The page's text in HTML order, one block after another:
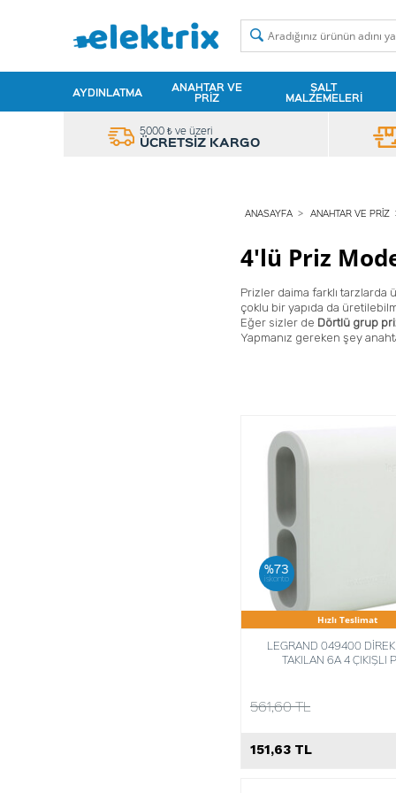
AYDINLATMA ANAHTAR VE
PRIZ
ŞALT
MALZEMELERI
5000 ₺ ve üzeri
ÜCRETSİZ KARGO
ANASAYFA ANAHTAR VE PRIZ
4'lü Priz
Prizler daima farklı
çoklu bir yapıda da
Eğer sizler de Dörtlü grup
Yapmanız gereken şey
Hızlı Teslimat
LEGRAND 049400
TAKILAN 6A 4 ÇIKIŞLI
561,60 TL
%73
iskonto
151,63 TL